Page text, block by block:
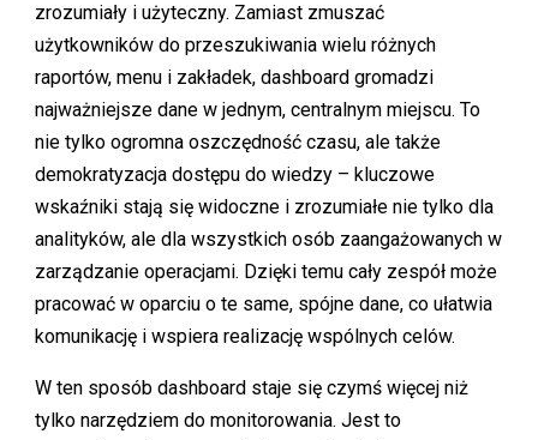
zrozumiały i użyteczny. Zamiast zmuszać
użytkowników do przeszukiwania wielu różnych
raportów, menu i zakładek, dashboard gromadzi
najważniejsze dane w jednym, centralnym miejscu. To
nie tylko ogromna oszczędność czasu, ale także
demokratyzacja dostępu do wiedzy – kluczowe
wskaźniki stają się widoczne i zrozumiałe nie tylko dla
analityków, ale dla wszystkich osób zaangażowanych w
zarządzanie operacjami. Dzięki temu cały zespół może
pracować w oparciu o te same, spójne dane, co ułatwia
komunikację i wspiera realizację wspólnych celów.
W ten sposób dashboard staje się czymś więcej niż
tylko narzędziem do monitorowania. Jest to